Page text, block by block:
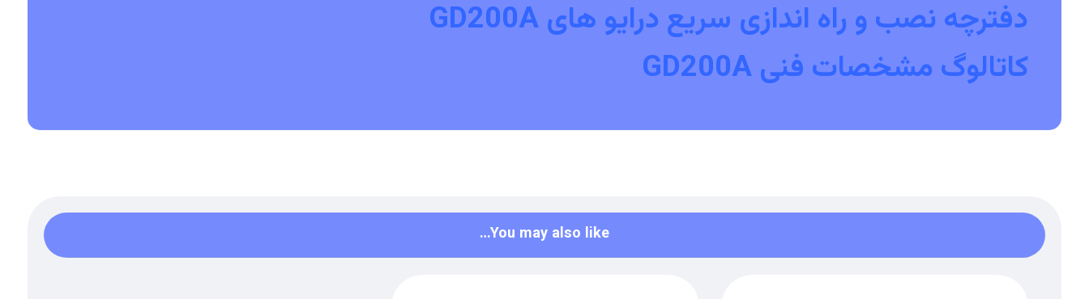
دفترچه نصب و راه اندازی سریع درایو های GD200A
کاتالوگ مشخصات فنی GD200A
You may also like…